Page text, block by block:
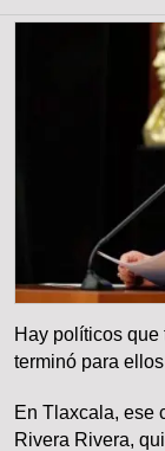
Hay políticos
terminó para
En Tlaxcala, ese
Rivera Rivera,